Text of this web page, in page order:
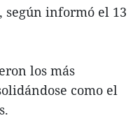
según informó el 13
los más
como el